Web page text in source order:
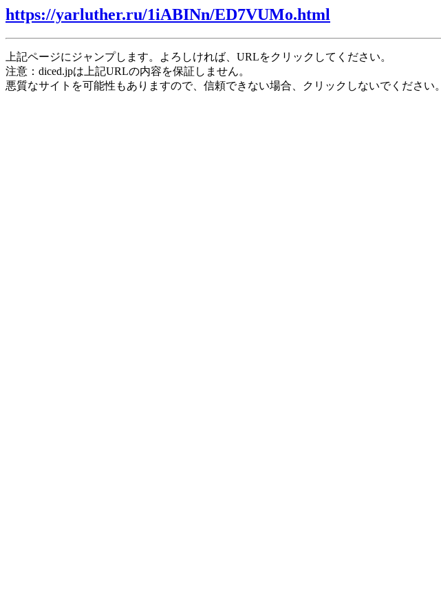
https://yarluther.ru/1iABINn/ED7VUMo.html
上記ページにジャンプします。よろしければ、URLをクリックしてください。
注意：diced.jpは上記URLの内容を保証しません。
悪質なサイトを可能性もありますので、信頼できない場合、クリックしないでください。